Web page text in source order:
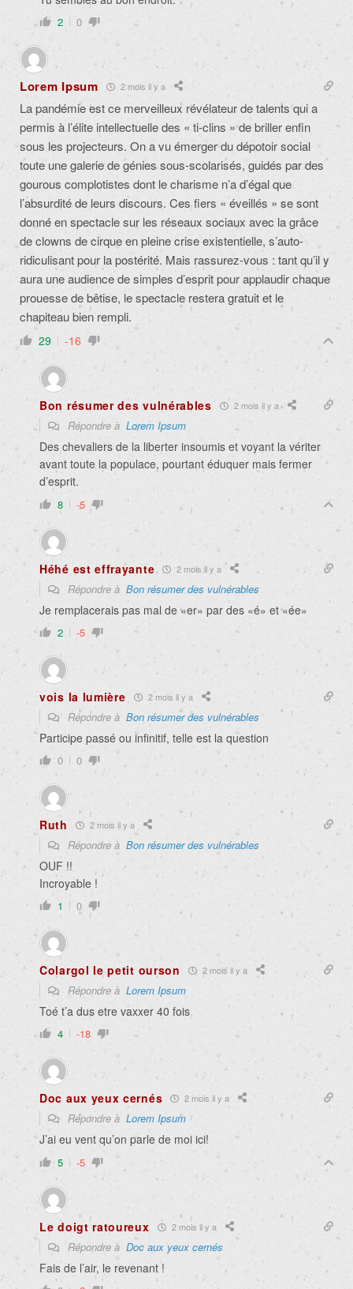
2 0
Lorem Ipsum 2 mois il y a
La pandémie est ce merveilleux révélateur de talents qui a
permis à l’élite intellectuelle des « ti-clins » de briller enfin
sous les projecteurs. On a vu émerger du dépotoir social
toute une galerie de génies sous-scolarisés, guidés par des
gourous complotistes dont le charisme n’a d’égal que
l’absurdité de leurs discours. Ces fiers « éveillés » se sont
donné en spectacle sur les réseaux sociaux avec la grâce
de clowns de cirque en pleine crise existentielle, s’auto-
ridiculisant pour la postérité. Mais rassurez-vous : tant qu’il y
aura une audience de simples d’esprit pour applaudir chaque
prouesse de bêtise, le spectacle restera gratuit et le
chapiteau bien rempli.
29 -16
Bon résumer des vulnérables 2 mois il y a
Répondre à Lorem Ipsum
Des chevaliers de la liberter insoumis et voyant la vériter
avant toute la populace, pourtant éduquer mais fermer
d’esprit.
8 -5
Héhé est effrayante 2 mois il y a
Répondre à Bon résumer des vulnérables
Je remplacerais pas mal de «er» par des «é» et «ée»
2 -5
vois la lumière 2 mois il y a
Répondre à Bon résumer des vulnérables
Participe passé ou infinitif, telle est la question
0 0
Ruth 2 mois il y a
Répondre à Bon résumer des vulnérables
OUF !!
Incroyable !
1 0
Colargol le petit ourson 2 mois il y a
Répondre à Lorem Ipsum
Toé t’a dus etre vaxxer 40 fois
4 -18
Doc aux yeux cernés 2 mois il y a
Répondre à Lorem Ipsum
J’ai eu vent qu’on parle de moi ici!
5 -5
Le doigt ratoureux 2 mois il y a
Répondre à Doc aux yeux cernés
Fais de l’air, le revenant !